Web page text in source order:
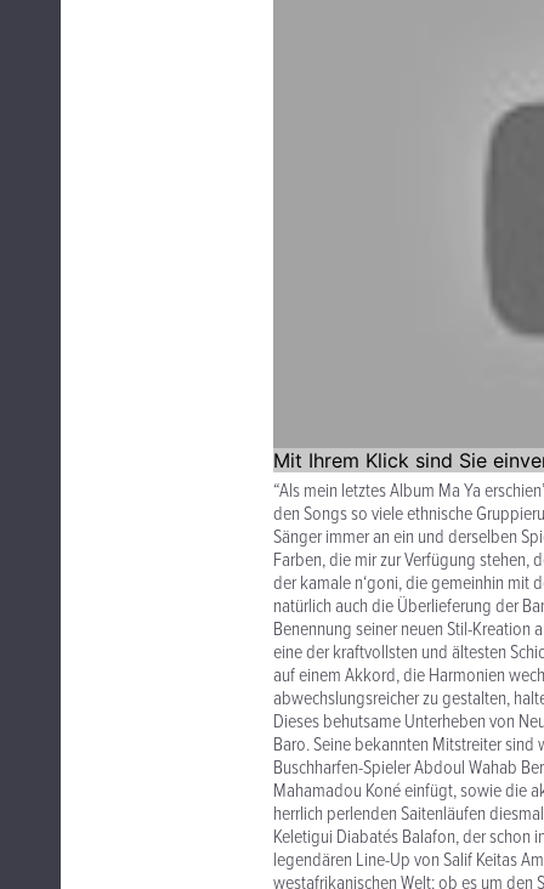
“Als mein letztes Album Ma Ya
den Songs so viele ethnische
Sänger immer an ein und derselben
Farben, die mir zur Verfügung stehen,
der kamale n‘goni, die gemeinhin mit
natürlich auch die Überlieferung der
Benennung seiner neuen Stil-Kreation
eine der kraftvollsten und ältesten
auf einem Akkord, die Harmonien
abwechslungsreicher zu gestalten,
Dieses behutsame Unterheben von
Baro. Seine bekannten Mitstreiter
Buschharfen-Spieler Abdoul Wahab
Mahamadou Koné einfügt, sowie die
herrlich perlenden Saitenläufen
Keletigui Diabatés Balafon, der schon
legendären Line-Up von Salif Keitas
westafrikanischen Welt: ob es um den